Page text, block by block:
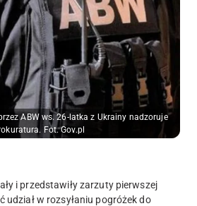
ABW ws. 26-latka z Ukrainy nadzoruje
Fot. Gov.pl
i przedstawiły zarzuty pierwszej
udział w rozsyłaniu pogróżek do